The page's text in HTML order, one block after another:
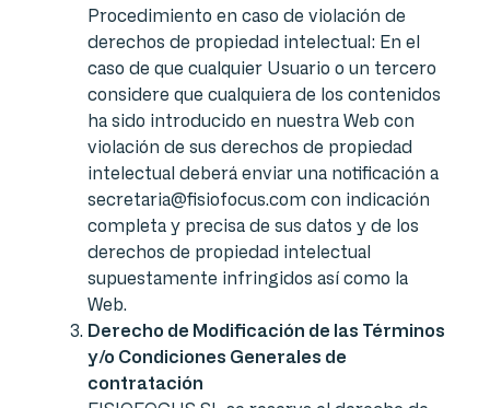
Procedimiento en caso de violación de
derechos de propiedad intelectual: En el
caso de que cualquier Usuario o un tercero
considere que cualquiera de los contenidos
ha sido introducido en nuestra Web con
violación de sus derechos de propiedad
intelectual deberá enviar una notificación a
secretaria@fisiofocus.com con indicación
completa y precisa de sus datos y de los
derechos de propiedad intelectual
supuestamente infringidos así como la
Web.
Derecho de Modificación de las Términos
y/o Condiciones Generales de
contratación